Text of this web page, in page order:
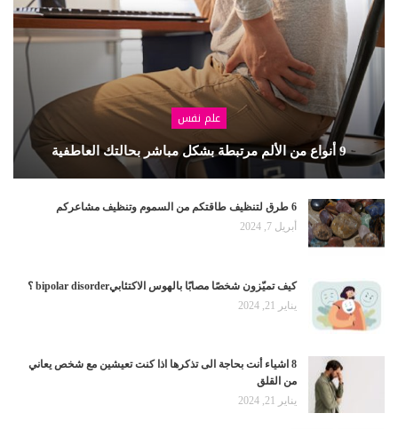
علم نفس
9 أنواع من الألم مرتبطة بشكل مباشر بحالتك العاطفية
6 طرق لتنظيف طاقتكم من السموم وتنظيف مشاعركم
أبريل 7, 2024
كيف تميّزون شخصًا مصابًا بالهوس الاكتئابيbipolar disorder ؟
يناير 21, 2024
8 اشياء أنت بحاجة الى تذكرها اذا كنت تعيشين مع شخص يعاني
من القلق
يناير 21, 2024